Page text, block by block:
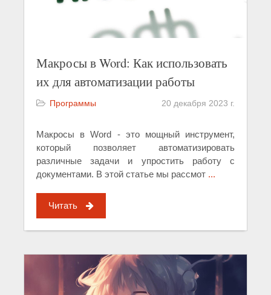
Макросы в Word: Как использовать
их для автоматизации работы
Программы 20 декабря 2023 г.
Макросы в Word - это мощный инструмент,
который позволяет автоматизировать
различные задачи и упростить работу с
документами. В этой статье мы рассмот ...
Читать